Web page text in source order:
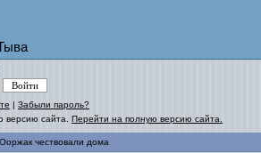
| Забыли пароль?
версию сайта. Перейти на полную версию сайта.
чествовали дома